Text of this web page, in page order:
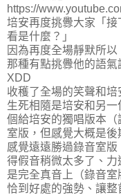
https://
培安再度挑釁大家「
看是什麼？」
因為再度全場靜默所
那種有點挑釁他的語
XDD
收穫了全場的笑聲和
生死相隨是培安和另
個給培安的獨唱版本
室版，但感覺大概是
感覺遠遠勝過錄音室
得假音稍微太多了、
是完全真音上（錄音室
恰到好處的強勢、讓